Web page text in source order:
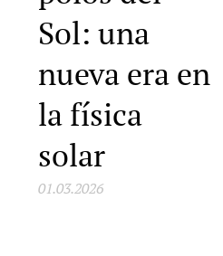
Sol: una
nueva era en
la física
solar
01.03.2026